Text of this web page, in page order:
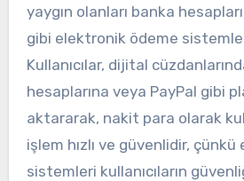
yaygın olanları banka
gibi elektronik ödeme
Kullanıcılar, dijital
hesaplarına veya PayPal gibi
aktararak, nakit para olarak
işlem hızlı ve güvenlidir,
sistemleri kullanıcıların